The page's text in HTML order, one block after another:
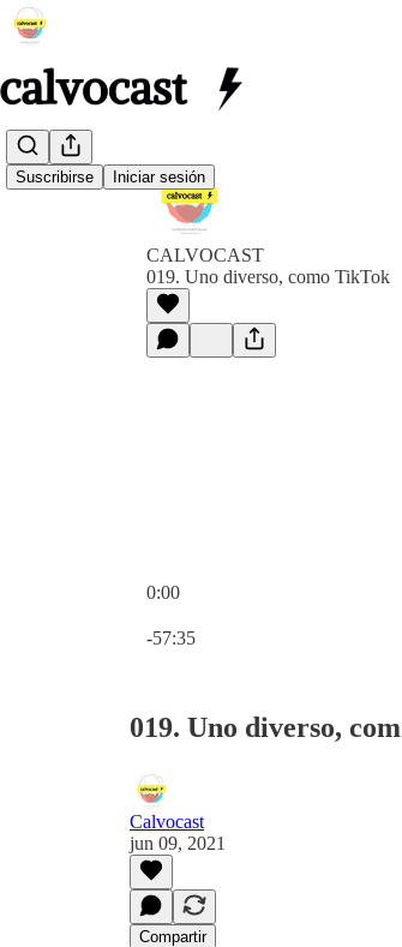
Suscribirse Iniciar sesión
CALVOCAST
019. Uno diverso, como TikTok
0:00
-57:35
019. Uno diverso,
Calvocast
jun 09, 2021
Compartir